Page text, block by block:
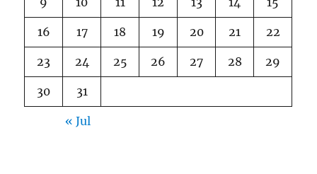
16 17 18 19 20 21 22
23 24 25 26 27 28 29
30 31
« Jul